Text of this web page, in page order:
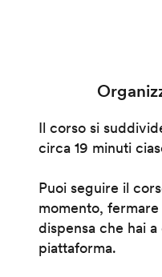
Il corso si
circa 19 minuti
Puoi seguire il
momento,
dispensa che hai
piattaforma.